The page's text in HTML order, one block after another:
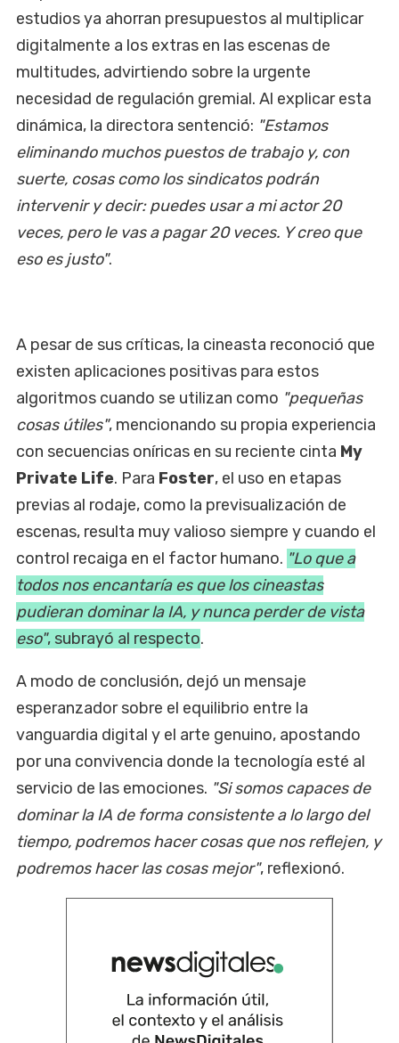
estudios ya ahorran presupuestos al multiplicar
digitalmente a los extras en las escenas de
multitudes, advirtiendo sobre la urgente
necesidad de regulación gremial. Al explicar esta
dinámica, la directora sentenció: "Estamos
eliminando muchos puestos de trabajo y, con
suerte, cosas como los sindicatos podrán
intervenir y decir: puedes usar a mi actor 20
veces, pero le vas a pagar 20 veces. Y creo que
eso es justo".
A pesar de sus críticas, la cineasta reconoció que
existen aplicaciones positivas para estos
algoritmos cuando se utilizan como "pequeñas
cosas útiles", mencionando su propia experiencia
con secuencias oníricas en su reciente cinta My
Private Life. Para Foster, el uso en etapas
previas al rodaje, como la previsualización de
escenas, resulta muy valioso siempre y cuando el
control recaiga en el factor humano. "Lo que a
todos nos encantaría es que los cineastas
pudieran dominar la IA, y nunca perder de vista
eso", subrayó al respecto.
A modo de conclusión, dejó un mensaje
esperanzador sobre el equilibrio entre la
vanguardia digital y el arte genuino, apostando
por una convivencia donde la tecnología esté al
servicio de las emociones. "Si somos capaces de
dominar la IA de forma consistente a lo largo del
tiempo, podremos hacer cosas que nos reflejen, y
podremos hacer las cosas mejor", reflexionó.